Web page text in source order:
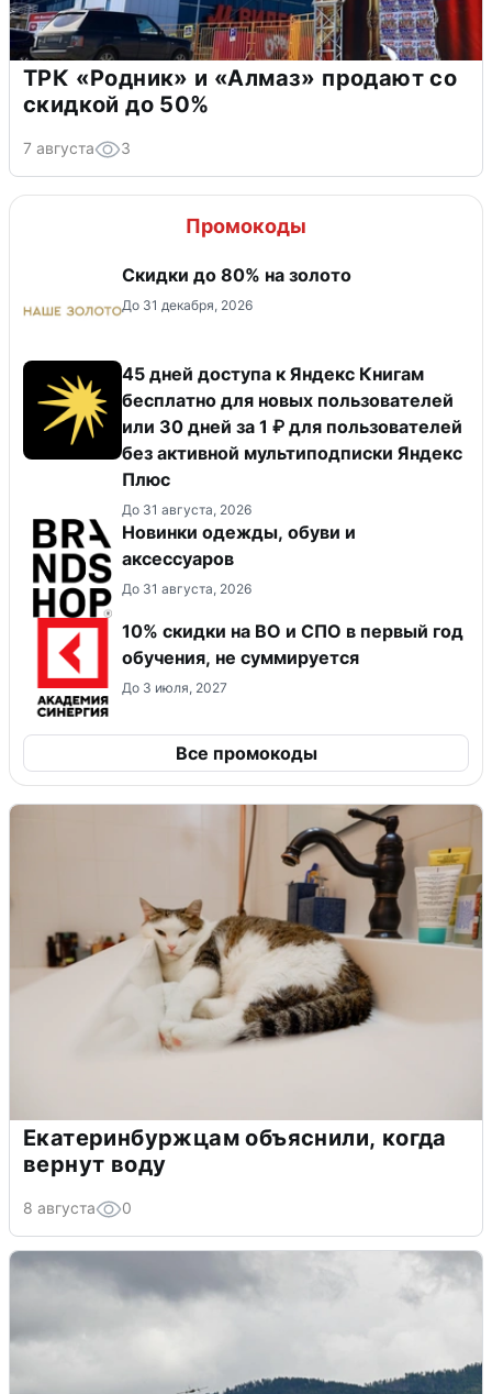
ТРК «Родник» и «Алмаз» продают со
скидкой до 50%
7 августа 3
Промокоды
Скидки до 80% на золото
До 31 декабря, 2026
45 дней доступа к Яндекс Книгам
бесплатно для новых пользователей
или 30 дней за 1 ₽ для пользователей
без активной мультиподписки Яндекс
Плюс
До 31 августа, 2026
Новинки одежды, обуви и
аксессуаров
До 31 августа, 2026
10% скидки на ВО и СПО в первый год
обучения, не суммируется
До 3 июля, 2027
Все промокоды
Екатеринбуржцам объяснили, когда
вернут воду
8 августа 0